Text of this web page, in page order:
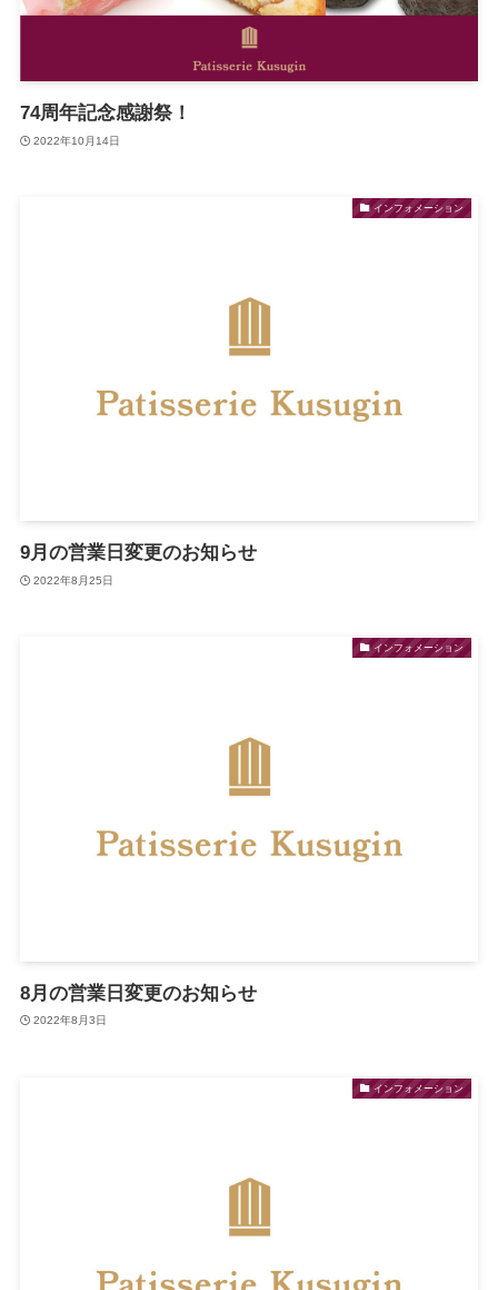
74周年記念感謝祭！
2022年10月14日
インフォメーション
9月の営業日変更のお知らせ
2022年8月25日
インフォメーション
8月の営業日変更のお知らせ
2022年8月3日
インフォメーション